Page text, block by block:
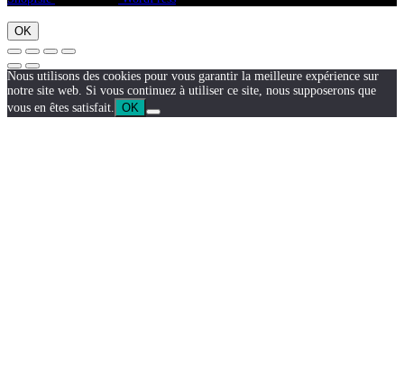
OK
Nous utilisons des cookies pour vous garantir la meilleure expérience sur
notre site web. Si vous continuez à utiliser ce site, nous supposerons que
vous en êtes satisfait.
OK